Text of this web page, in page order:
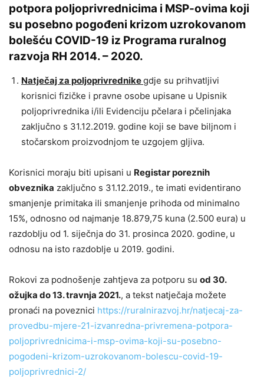
potpora poljoprivrednicima i MSP-ovima koji
su posebno pogođeni krizom uzrokovanom
bolešću COVID-19 iz Programa ruralnog
razvoja RH 2014. – 2020.
Natječaj za poljoprivrednikegdje su prihvatljivi
korisnici fizičke i pravne osobe upisane u Upisnik
poljoprivrednika i/ili Evidenciju pčelara i pčelinjaka
zaključno s 31.12.2019. godine koji se bave biljnom i
stočarskom proizvodnjom te uzgojem gljiva.
Korisnici moraju biti upisani u Registar poreznih
obveznika zaključno s 31.12.2019., te imati evidentirano
smanjenje primitaka ili smanjenje prihoda od minimalno
15%, odnosno od najmanje 18.879,75 kuna (2.500 eura) u
razdoblju od 1. siječnja do 31. prosinca 2020. godine, u
odnosu na isto razdoblje u 2019. godini.
Rokovi za podnošenje zahtjeva za potporu su od 30.
ožujka do 13. travnja 2021., a tekst natječaja možete
pronaći na poveznici https://ruralnirazvoj.hr/natjecaj-za-
provedbu-mjere-21-izvanredna-privremena-potpora-
poljoprivrednicima-i-msp-ovima-koji-su-posebno-
pogodeni-krizom-uzrokovanom-bolescu-covid-19-
poljoprivrednici-2/